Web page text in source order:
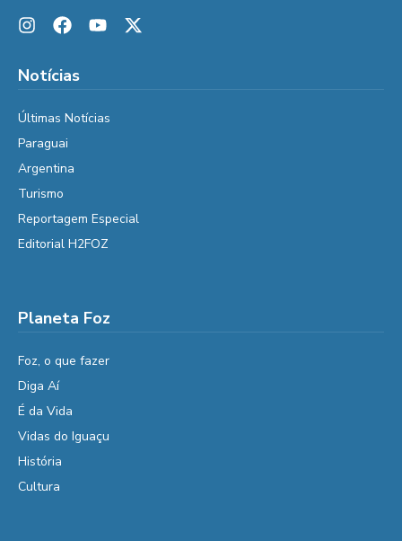
Notícias
Últimas Notícias
Paraguai
Argentina
Turismo
Reportagem Especial
Editorial H2FOZ
Planeta Foz
Foz, o que fazer
Diga Aí
É da Vida
Vidas do Iguaçu
História
Cultura